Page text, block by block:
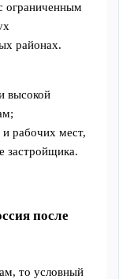
ограниченным
районах.
высокой
рабочих мест,
застройщика.
после
то условный